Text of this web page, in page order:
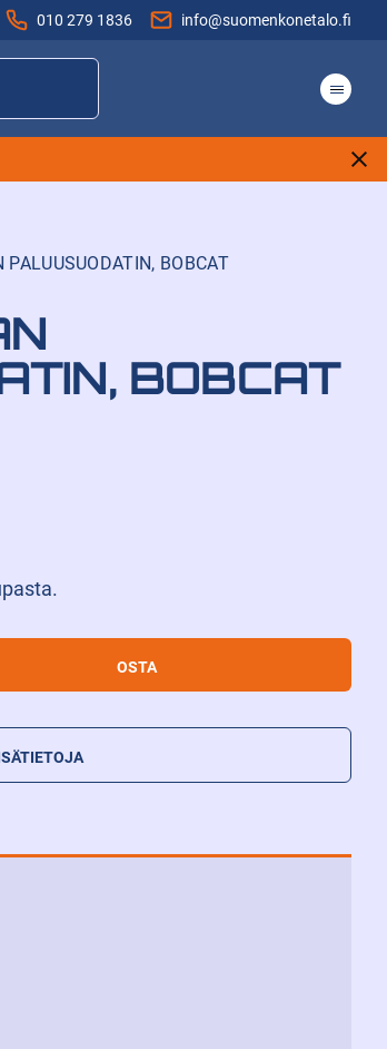
010 279 1836 info@suomenkonetalo.fi
BOBCAT
BOBCAT
OSTA